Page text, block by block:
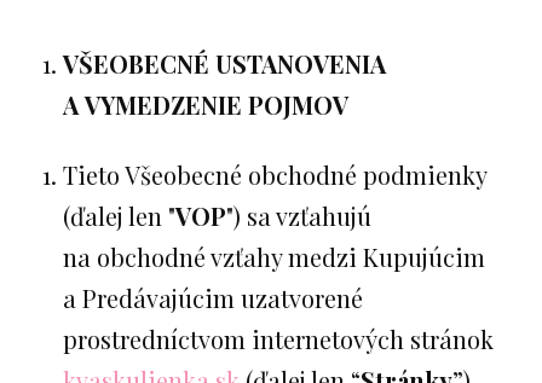
VŠEOBECNÉ USTANOVENIA
A VYMEDZENIE POJMOV
Tieto Všeobecné obchodné podmienky
(ďalej len "VOP") sa vzťahujú
na obchodné vzťahy medzi Kupujúcim
a Predávajúcim uzatvorené
prostredníctvom internetových stránok